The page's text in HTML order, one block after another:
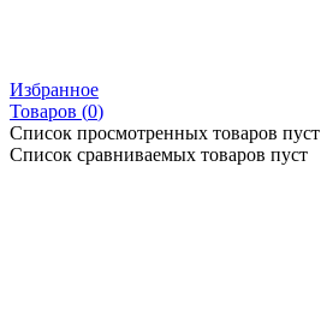
Избранное
Товаров (0)
Список просмотренных товаров пуст
Список сравниваемых товаров пуст